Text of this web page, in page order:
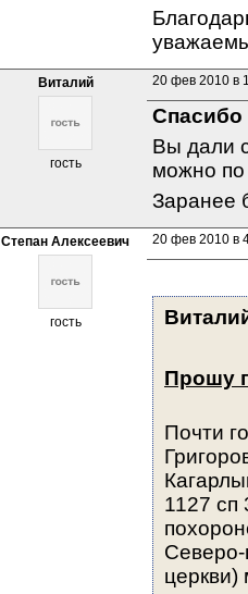
Виталий
гость
20 фев 2010 в
Спасибо
Вы дали
можно по
Заранее
Степан Алексеевич
гость
20 фев 2010 в
Прошу
Почти
1127 сп
Северо-